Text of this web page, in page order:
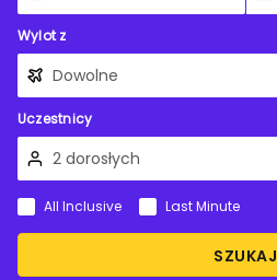
Wylot z
Uczestnicy
SZUKAJ
All Inclusive Last Minute